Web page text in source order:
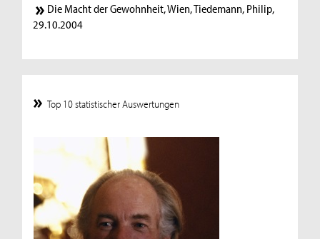
Die Macht der Gewohnheit, Wien, Tiedemann, Philip,
29.10.2004
Top 10 statistischer Auswertungen